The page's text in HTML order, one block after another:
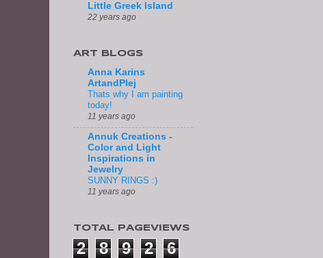
Little Greek Island
22 years ago
ART BLOGS
Anna Karins
ArtandPlej
Thats why I am painting
today!
11 years ago
Annuk Creations -
Color and Light
Inspirations in
Jewelry
SUNNY RINGS :)
11 years ago
TOTAL PAGEVIEWS
2 8 9 2
6